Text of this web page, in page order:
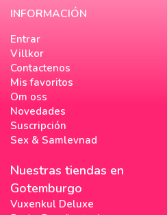
INFORMACIÓN
Entrar
Villkor
Contactenos
Mis favoritos
Om oss
Novedades
Suscripción
Sex & Samlevnad
Nuestras tiendas en
Gotemburgo
Vuxenkul Deluxe